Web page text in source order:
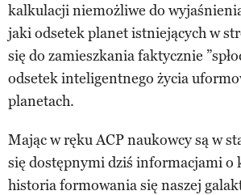
kalkulacji niemożliwe do
jaki odsetek planet istniejących w
się do zamieszkania faktycznie
odsetek inteligentnego życia
planetach.
Mając w ręku ACP naukowcy są w
się dostępnymi dziś informacjami o
historia formowania się naszej